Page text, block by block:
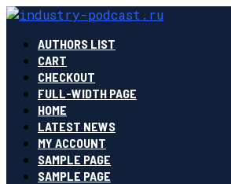
AUTHORS LIST
CART
CHECKOUT
FULL-WIDTH PAGE
HOME
LATEST NEWS
MY ACCOUNT
SAMPLE PAGE
SAMPLE PAGE